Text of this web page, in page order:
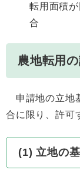
転用面積
合
農地転用
申請地の立地
合に限り、許可
(1) 立地の